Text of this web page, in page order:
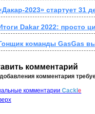
2023» стартует 31
Dakar 2022: просто
команды GasGas
комментарий
комментария
комментарии Cackl e